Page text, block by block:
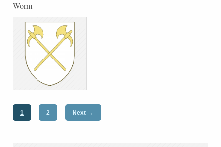
Worm
1 2 Next →